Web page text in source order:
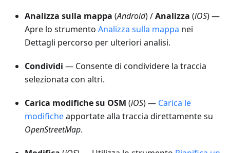
Analizza sulla mappa (Android) /Analizza (iOS) —
Apre lo strumento Analizza sulla mappa nei
Dettagli percorso per ulteriori analisi.
Condividi — Consente di condividere la traccia
selezionata con altri.
Carica modifiche su OSM (iOS) — Carica le
modificheapportate alla traccia direttamente su
OpenStreetMap.